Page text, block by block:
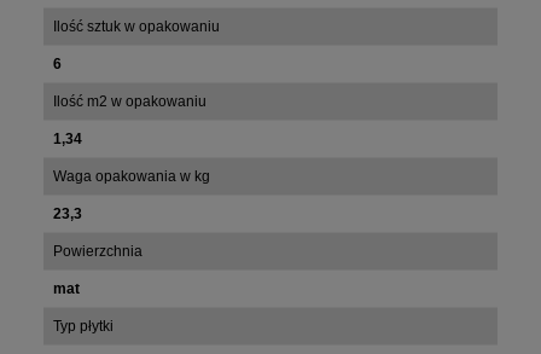
Ilość sztuk w opakowaniu
6
Ilość m2 w opakowaniu
1,34
Waga opakowania w kg
23,3
Powierzchnia
mat
Typ płytki